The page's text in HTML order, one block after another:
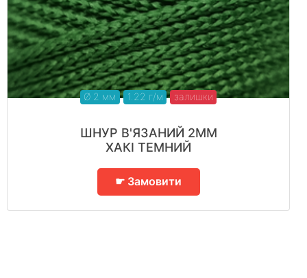
Ø 2 мм 1.22 г/м залишки
ШНУР В'ЯЗАНИЙ 2ММ
ХАКІ ТЕМНИЙ
☛ Замовити